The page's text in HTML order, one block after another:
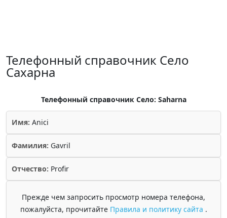
Телефонный справочник Село
Сахарна
Телефонный справочник Село: Saharna
Имя: Anici
Фамилия: Gavril
Отчество: Profir
Прежде чем запросить просмотр номера телефона,
пожалуйста, прочитайте Правила и политику сайта .